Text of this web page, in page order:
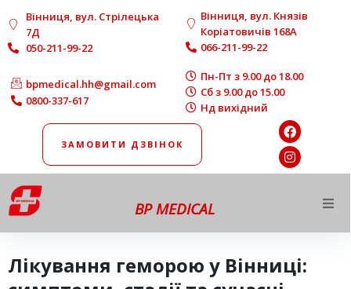
Вінниця, вул. Стрілецька
7Д
050-211-99-22
Вінниця, вул. Князів
Коріатовичів 168A
066-211-99-22
bpmedical.hh@gmail.com
0800-337-617
Пн-Пт з 9.00 до 18.00
Сб з 9.00 до 15.00
Нд вихідний
ЗАМОВИТИ ДЗВІНОК
BP MEDICAL
Лікування геморою у Вінниці: